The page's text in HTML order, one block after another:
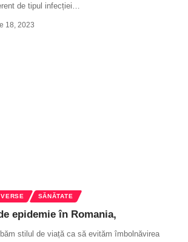
de tipul infecției
18, 2023
SĂNĂTATE
epidemie în Romania,
stilul de viață ca să evităm îmbolnăvirea